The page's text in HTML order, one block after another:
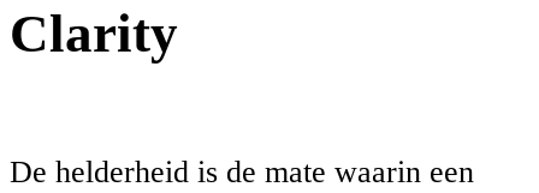
Clarity
De helderheid is de mate waarin een